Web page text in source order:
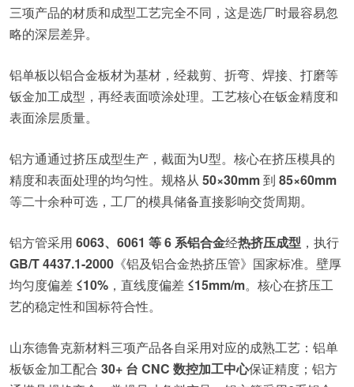
三项产品的材质和成型工艺完全不同，这是选厂时最容易忽
略的深层差异。
铝单板以铝合金板材为基材，经裁剪、折弯、焊接、打磨等
钣金加工成型，再经表面喷涂处理。工艺核心在钣金精度和
表面涂层质量。
铝方通通过挤压成型生产，截面为U型。核心在挤压模具的
精度和表面处理的均匀性。规格从 50×30mm到 85×60mm
等二十余种可选，工厂的模具储备直接影响交货周期。
铝方管采用 6063、6061 等 6 系铝合金经热挤压成型 ，执行
GB/T 4437.1-2000 《铝及铝合金热挤压管》国家标准。壁厚
均匀度偏差 ≤10% ，直线度偏差 ≤15mm/m。核心在挤压工
艺的稳定性和国标符合性。
山东德鲁克新材料三项产品各自采用对应的成熟工艺：铝单
板钣金加工配合 30+ 台 CNC 数控加工中心保证精度；铝方